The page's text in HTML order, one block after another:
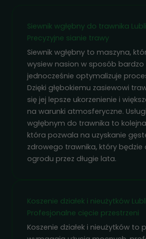
Siewnik wgłębny do trawnika
Precyzyjne sianie trawy
Siewnik wgłębny to maszyna,
wysiew nasion w sposób bardzo
jednocześnie optymalizuje
Dzięki głębokiemu zasiewowi
się jej lepsze ukorzenienie i
na warunki atmosferyczne.
wgłębnym do trawnika to
która pozwala na uzyskanie
zdrowego trawnika, który będzie
ogrodu przez długie lata.
Koszenie działek i nieużytków
Profesjonalne cięcie przestrzeni
Koszenie działek i nieużytków to